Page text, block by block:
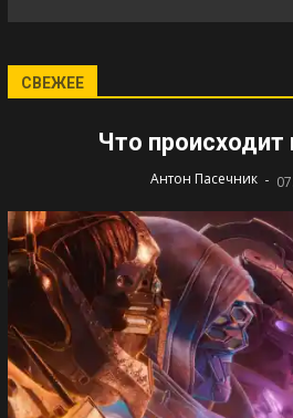
СВЕЖЕЕ
Что происходит
Антон Пасечник -